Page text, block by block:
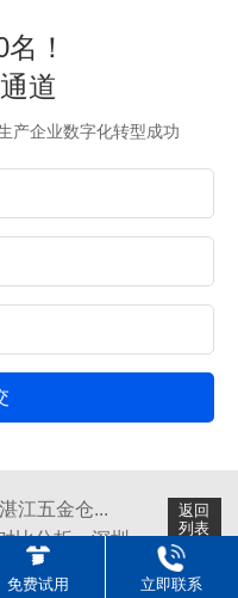
！
道
产企业数字化转型成功
返回
列表
江五金仓...
比分析，深圳...
免费试用 立即联系